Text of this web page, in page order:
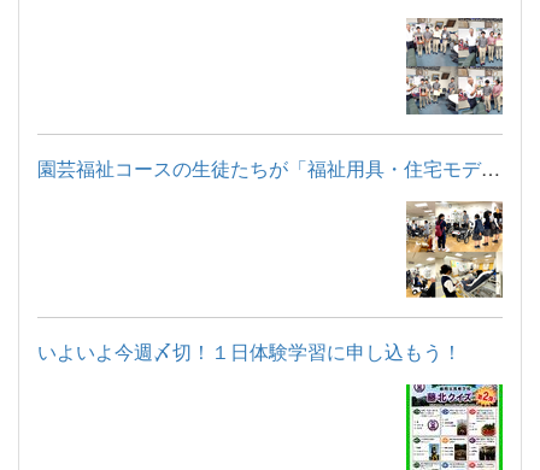
園芸福祉コースの生徒たちが「福祉用具・住宅モデルルーム見学」...
いよいよ今週〆切！１日体験学習に申し込もう！